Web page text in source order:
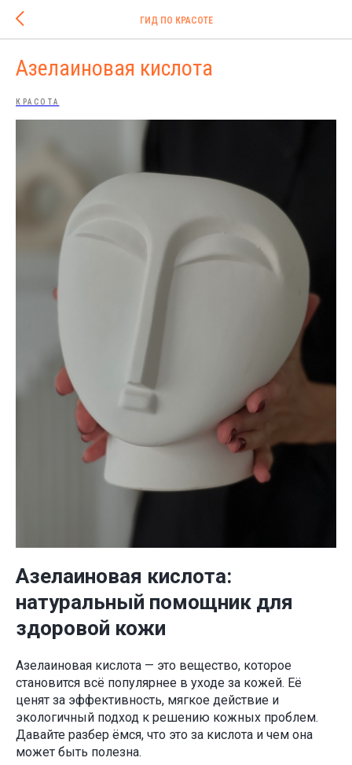
ГИД ПО КРАСОТЕ
Азелаиновая кислота
КРАСОТА
Азелаиновая кислота:
натуральный помощник для
здоровой кожи
Азелаиновая кислота — это вещество, которое
становится всё популярнее в уходе за кожей. Её
ценят за эффективность, мягкое действие и
экологичный подход к решению кожных проблем.
Давайте разбер ёмся, что это за кислота и чем она
может быть полезна.